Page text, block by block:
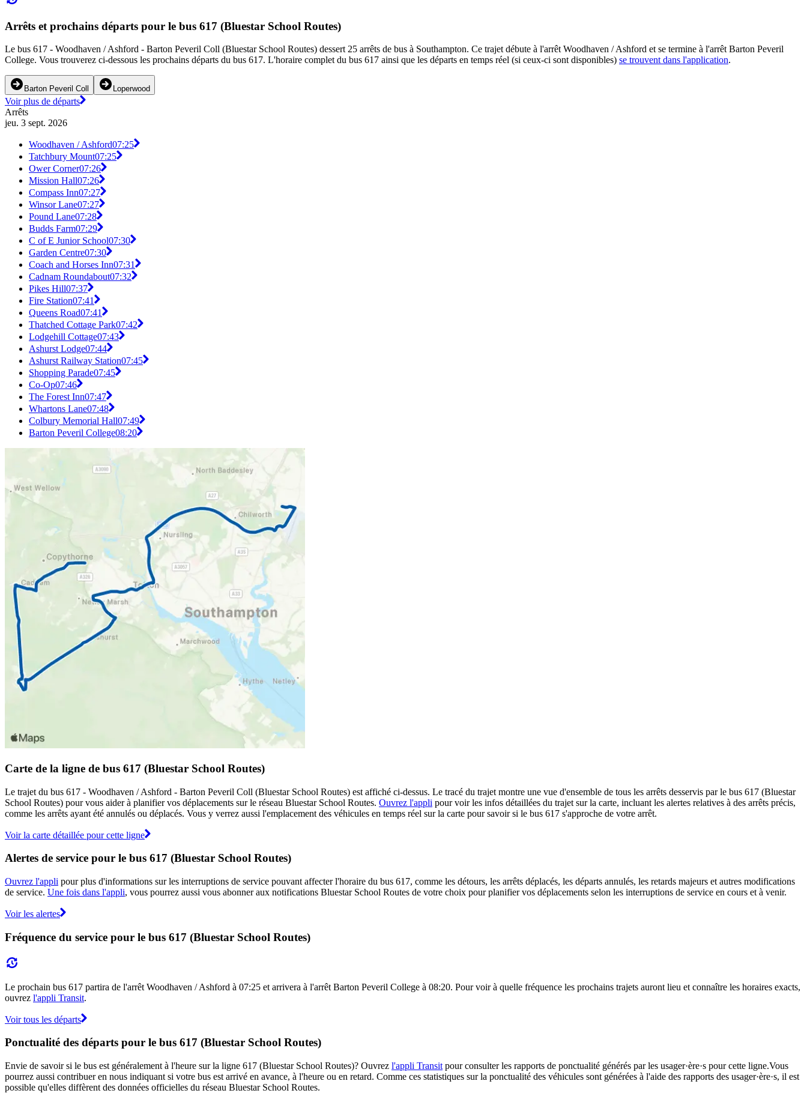
Arrêts et prochains départs pour le bus 617 (Bluestar School Routes)
Le bus 617 - Woodhaven / Ashford - Barton Peveril Coll (Bluestar School Routes) dessert 25 arrêts de bus à Southampton. Ce trajet débute à l'arrêt Woodhaven / Ashford et se termine à l'arrêt Barton Peveril
College. Vous trouverez ci-dessous les prochains départs du bus 617. L'horaire complet du bus 617 ainsi que les départs en temps réel (si ceux-ci sont disponibles) se trouvent dans l'application.
Barton Peveril Coll Loperwood
Voir plus de départs
Arrêts
jeu. 3 sept. 2026
Woodhaven / Ashford07:25
Tatchbury Mount07:25
Ower Corner07:26
Mission Hall07:26
Compass Inn07:27
Winsor Lane07:27
Pound Lane07:28
Budds Farm07:29
C of E Junior School07:30
Garden Centre07:30
Coach and Horses Inn07:31
Cadnam Roundabout07:32
Pikes Hill07:37
Fire Station07:41
Queens Road07:41
Thatched Cottage Park07:42
Lodgehill Cottage07:43
Ashurst Lodge07:44
Ashurst Railway Station07:45
Shopping Parade07:45
Co-Op07:46
The Forest Inn07:47
Whartons Lane07:48
Colbury Memorial Hall07:49
Barton Peveril College08:20
Carte de la ligne de bus 617 (Bluestar School Routes)
Le trajet du bus 617 - Woodhaven / Ashford - Barton Peveril Coll (Bluestar School Routes) est affiché ci-dessus. Le tracé du trajet montre une vue d'ensemble de tous les arrêts desservis par le bus 617 (Bluestar
School Routes) pour vous aider à planifier vos déplacements sur le réseau Bluestar School Routes. Ouvrez l'appli pour voir les infos détaillées du trajet sur la carte, incluant les alertes relatives à des arrêts précis,
comme les arrêts ayant été annulés ou déplacés. Vous y verrez aussi l'emplacement des véhicules en temps réel sur la carte pour savoir si le bus 617 s'approche de votre arrêt.
Voir la carte détaillée pour cette ligne
Alertes de service pour le bus 617 (Bluestar School Routes)
Ouvrez l'appli pour plus d'informations sur les interruptions de service pouvant affecter l'horaire du bus 617, comme les détours, les arrêts déplacés, les départs annulés, les retards majeurs et autres modifications
de service. Une fois dans l'appli, vous pourrez aussi vous abonner aux notifications Bluestar School Routes de votre choix pour planifier vos déplacements selon les interruptions de service en cours et à venir.
Voir les alertes
Fréquence du service pour le bus 617 (Bluestar School Routes)
Le prochain bus 617 partira de l'arrêt Woodhaven / Ashford à 07:25 et arrivera à l'arrêt Barton Peveril College à 08:20. Pour voir à quelle fréquence les prochains trajets auront lieu et connaître les horaires exacts,
ouvrez l'appli Transit.
Voir tous les départs
Ponctualité des départs pour le bus 617 (Bluestar School Routes)
Envie de savoir si le bus est généralement à l'heure sur la ligne 617 (Bluestar School Routes)? Ouvrez l'appli Transit pour consulter les rapports de ponctualité générés par les usager·ère·s pour cette ligne.Vous
pourrez aussi contribuer en nous indiquant si votre bus est arrivé en avance, à l'heure ou en retard. Comme ces statistiques sur la ponctualité des véhicules sont générées à l'aide des rapports des usager·ère·s, il est
possible qu'elles diffèrent des données officielles du réseau Bluestar School Routes.